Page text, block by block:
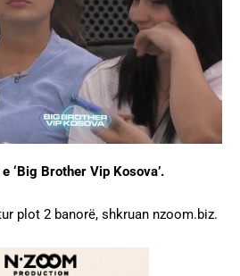
‘Big Brother Vip Kosova’.
plot 2 banorë, shkruan nzoom.biz.